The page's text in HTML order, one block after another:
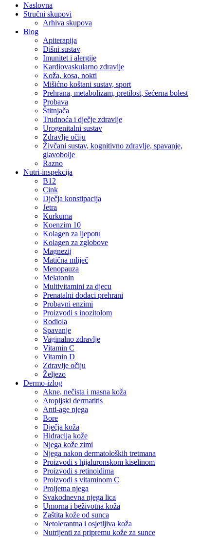
Naslovna
Stručni skupovi
Arhiva skupova
Blog
Apiterapija
Dišni sustav
Imunitet i alergije
Kardiovaskularno zdravlje
Koža, kosa, nokti
Mišićno koštani sustav, sport
Prehrana, metabolizam, pretilost, šećerna bolest
Probava
Štitnjača
Trudnoća i dječje zdravlje
Urogenitalni sustav
Zdravlje očiju
Živčani sustav, kognitivno zdravlje, spavanje,
glavobolje
Razno
Nutri-inspekcija
B12
Cink
Dječja konstipacija
Jetra
Kurkuma
Koenzim 10
Kolagen za ljepotu
Kolagen za zglobove
Magnezij
Matična mliječ
Menopauza
Melatonin
Multivitamini za djecu
Prenatalni dodaci prehrani
Probavni enzimi
Proizvodi s inozitolom
Rodiola
Spavanje
Vaginalno zdravlje
Vitamin C
Vitamin D
Zdravlje očiju
Željezo
Dermo-izlog
Akne, nečista i masna koža
Atopijski dermatitis
Anti-age njega
Bore
Dječja koža
Hidracija kože
Njega kože zimi
Njega nakon dermatoloških tretmana
Proizvodi s hijaluronskom kiselinom
Proizvodi s retinoidima
Proizvodi s vitaminom C
Proljetna njega
Svakodnevna njega lica
Umorna i beživotna koža
Zaštita kože od sunca
Netolerantna i osjetljiva koža
Nutrijenti za pripremu kože za sunce